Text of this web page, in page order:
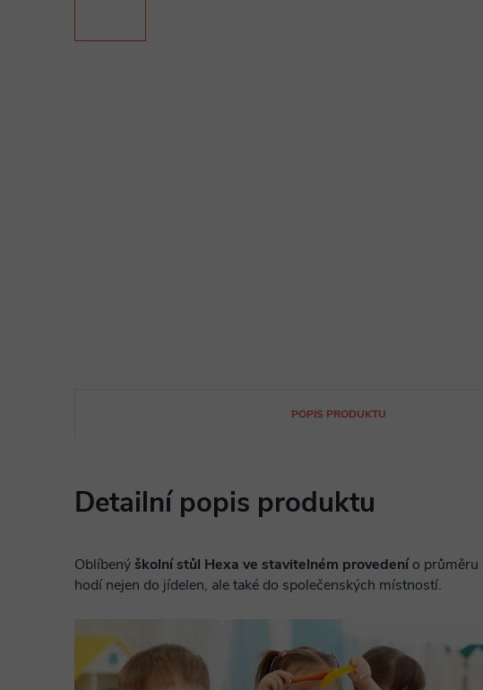
POPIS PRODUKTU
Detailní popis produktu
Oblíbený školní stůl Hexa ve stavitelném provedenío průměru
hodí nejen do jídelen, ale také do společenských místností.